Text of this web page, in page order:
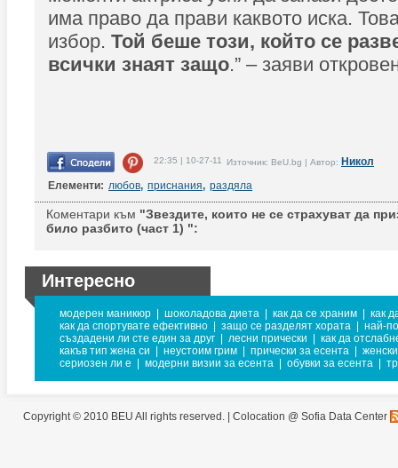
има право да прави каквото иска.
избор. Той беше този, който се
всички знаят защо.” – заяви
22:35 | 10-27-11 Източник: BeU.bg | Автор: Никол
Елементи: любов, приснания, раздяла
Коментари към "Звездите, които не се страхуват да
било разбито (част 1) ":
Интересно
модерен маникюр шоколадова диета как да се храним
как
как да спортувате ефективно
защо се разделят хората
най-
създадени ли сте един за друг
лесни прически
как да
какъв тип жена си
неустоим грим прически за есента
сериозен ли е
модерни визии за есента обувки за есента
Copyright © 2010 BEU All rights reserved. | Colocation @ Sofia Data Center